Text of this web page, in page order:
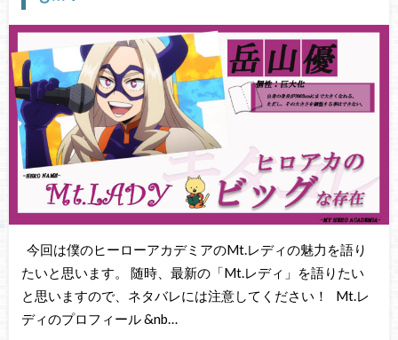
今回は僕のヒーローアカデミアのMt.レディの魅力を語り
たいと思います。 随時、最新の「Mt.レディ」を語りたい
と思いますので、ネタバレには注意してください！ Mt.レ
ディのプロフィール &nb…